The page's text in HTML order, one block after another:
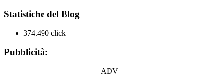
Statistiche del Blog
374.490 click
Pubblicità:
ADV